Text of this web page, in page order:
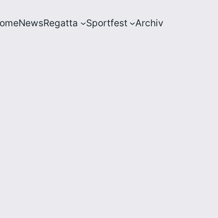
NewsRegatta Sportfest Archiv